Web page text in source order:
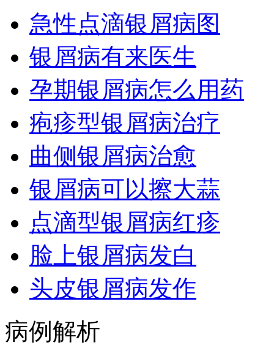
急性点滴银屑病图
银屑病有来医生
孕期银屑病怎么用药
疱疹型银屑病治疗
曲侧银屑病治愈
银屑病可以擦大蒜
点滴型银屑病红疹
脸上银屑病发白
头皮银屑病发作
病例解析